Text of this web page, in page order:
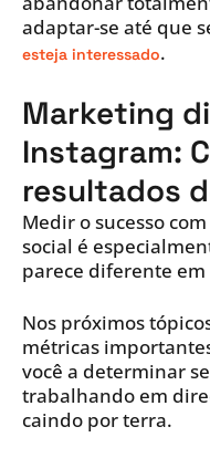
adaptar-se até que
esteja interessado.
Marketing
Instagram:
resultados
Medir o sucesso
social é
parece diferente
Nos próximos
métricas
você a determinar
trabalhando em
caindo por terra.